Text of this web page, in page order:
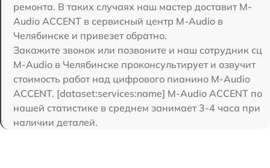
ремонта. В таких случаях наш мастер доставит M-
Audio ACCENT в сервисный центр M-Audio в
Челябинске и привезет обратно.
Закажите звонок или позвоните и наш сотрудник сц
M-Audio в Челябинске проконсультирует и озвучит
стоимость работ над цифрового пианино M-Audio
ACCENT. [dataset:services:name] M-Audio ACCENT по
нашей статистике в среднем занимает 3-4 часа при
наличии деталей.